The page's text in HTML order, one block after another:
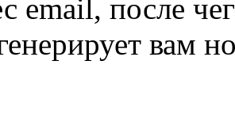
email, после
вам